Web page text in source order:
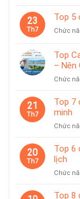
23
Th7
Top 5
Chức
Top
– Nên
Chức
21
Th7
Top 7
minh
Chức
20
Th7
Top 6
lịch
Chức
Top 8